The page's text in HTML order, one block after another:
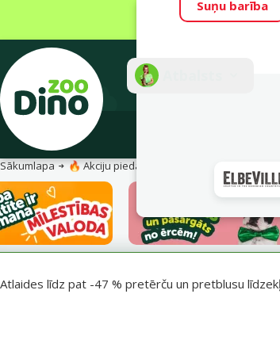
Suņu barība
Sākumlapa 🔥 Akciju piedāvājumi
Atlaides līdz pat -47 % pretērču un pretblusu